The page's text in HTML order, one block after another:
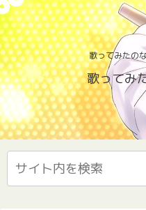
歌ってみたの
歌ってみ